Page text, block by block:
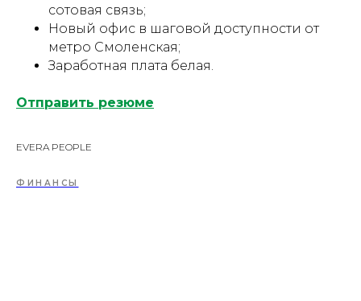
сотовая связь;
Новый офис в шаговой доступности от
метро Смоленская;
Заработная плата белая.
Отправить резюме
EVERA PEOPLE
ФИНАНСЫ